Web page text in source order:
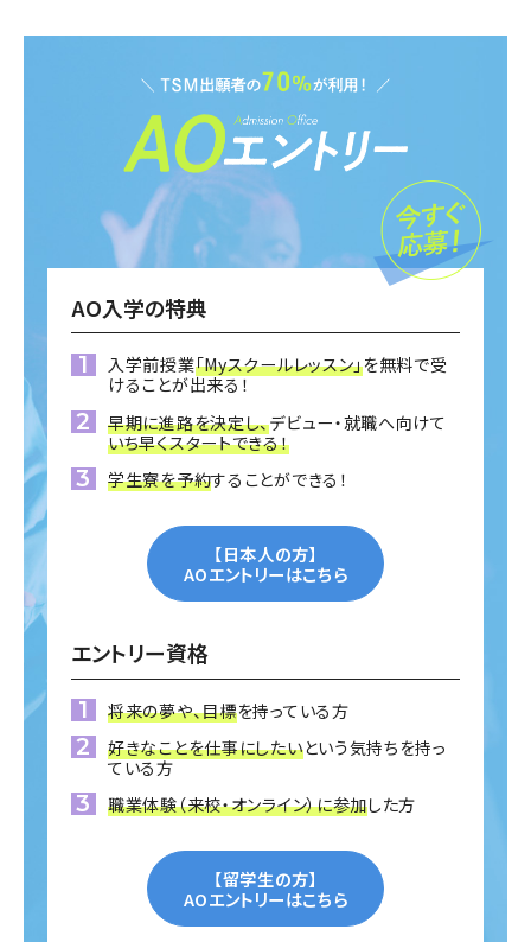
AO入学の特典
入学前授業「Myスクールレッスン」を無料で受
けることが出来る！
早期に進路を決定し、デビュー・就職へ向けて
いち早くスタートできる！
学生寮を予約することができる！
【日本人の方】
AOエントリーはこちら
エントリー資格
将来の夢や、目標を持っている方
好きなことを仕事にしたいという気持ちを持っ
ている方
職業体験（来校・オンライン）に参加した方
【留学生の方】
AOエントリーはこちら